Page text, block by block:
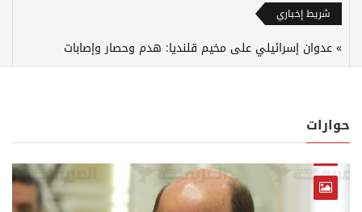
شريط إخباري
عدوان إسرائيلي على مخيم قلنديا: هدم وحصار وإصابات
حوارات